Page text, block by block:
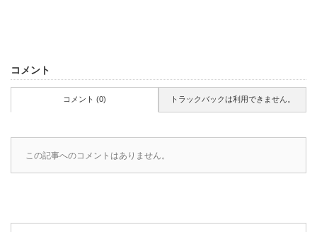
コメント
コメント (0) トラックバックは利用できません。
この記事へのコメントはありません。